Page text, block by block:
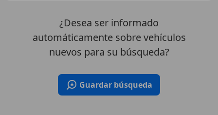
¿Desea ser informado
automáticamente sobre vehículos
nuevos para su búsqueda?
Guardar búsqueda